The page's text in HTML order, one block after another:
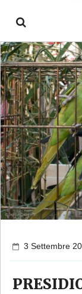
3 Settembre